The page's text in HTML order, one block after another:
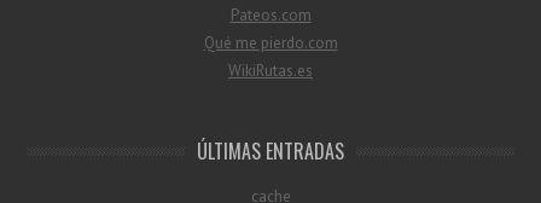
Pateos.com
Qué me pierdo.com
WikiRutas.es
ÚLTIMAS ENTRADAS
cache